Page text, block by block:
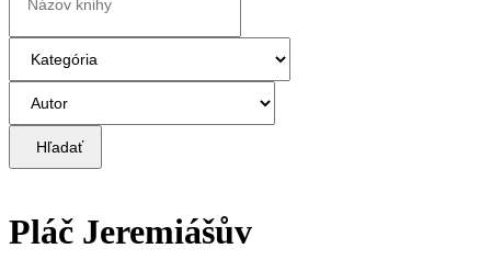
Hľadať
Pláč Jeremiášův